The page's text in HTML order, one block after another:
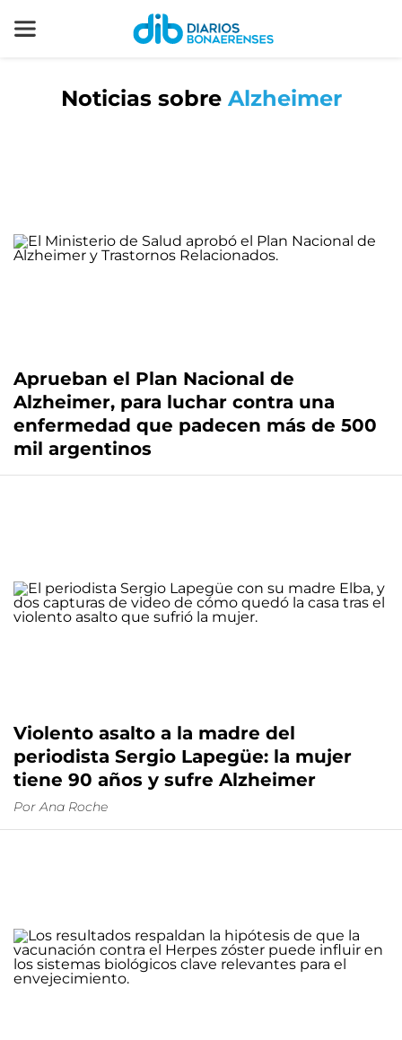
Noticias sobre Alzheimer
Aprueban el Plan Nacional de
Alzheimer, para luchar contra una
enfermedad que padecen más de 500
mil argentinos
Violento asalto a la madre del
periodista Sergio Lapegüe: la mujer
tiene 90 años y sufre Alzheimer
Por Ana Roche